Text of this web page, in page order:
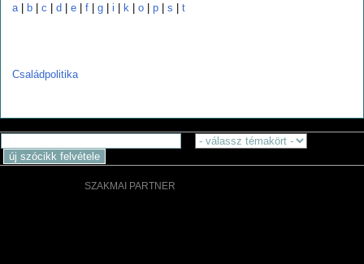
a b |c |d |e |f |g |i k |o |p |s |t
Családpolitika
SZAKMAI PARTNER